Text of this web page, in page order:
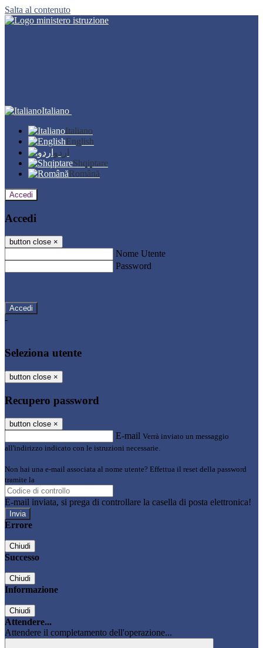
Salta al contenuto
Italiano
Italiano
English
اردو
Shqiptare
Română
Accedi
Accedi
button close ×
Nome Utente
Password
-
Seleziona utente
button close ×
Recupero password
button close ×
E-mail Verrà inviato un messaggio
all'indirizzo indicato con le istruzioni necessarie.
Non hai una e-mail associata al nome utente? Effettua il reset della password
tramite la
E-mail inviata, si prega di controllare la casella di posta elettronica!
Errore
Chiudi
Successo
Chiudi
Informazione
Chiudi
Attendere...
Attendere il completamento dell'operazione...